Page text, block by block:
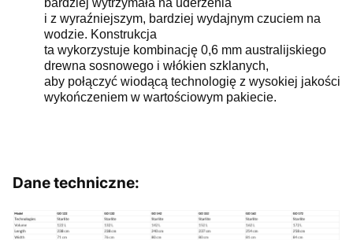
i z wyraźniejszym, bardziej wydajnym czuciem na
wodzie. Konstrukcja
ta wykorzystuje kombinację 0,6 mm australijskiego
drewna sosnowego i włókien szklanych,
aby połączyć wiodącą technologię z wysokiej jakości
wykończeniem w wartościowym pakiecie.
Dane techniczne: